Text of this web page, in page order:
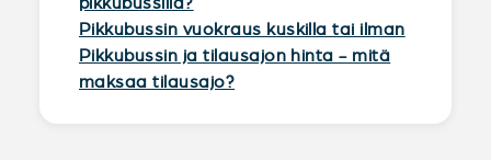
Pikkubussin vuokraus kuskilla tai ilman
Pikkubussin ja tilausajon hinta - mitä
maksaa tilausajo?